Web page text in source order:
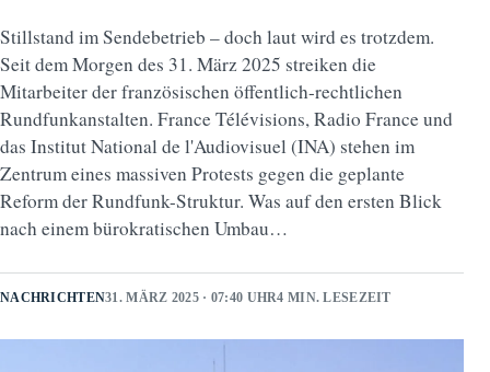
Stillstand im Sendebetrieb – doch laut wird es trotzdem.
Seit dem Morgen des 31. März 2025 streiken die
Mitarbeiter der französischen öffentlich-rechtlichen
Rundfunkanstalten. France Télévisions, Radio France und
das Institut National de l'Audiovisuel (INA) stehen im
Zentrum eines massiven Protests gegen die geplante
Reform der Rundfunk-Struktur. Was auf den ersten Blick
nach einem bürokratischen Umbau…
NACHRICHTEN31. MÄRZ 2025 · 07:40 UHR4 MIN. LESEZEIT